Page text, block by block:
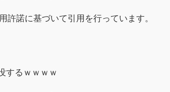
許諾に基づいて引用を行っています。
するｗｗｗｗ